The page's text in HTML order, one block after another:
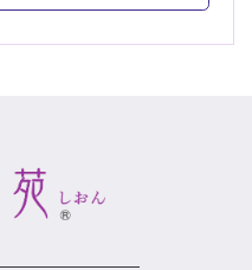
浄霊 浄化 祈願